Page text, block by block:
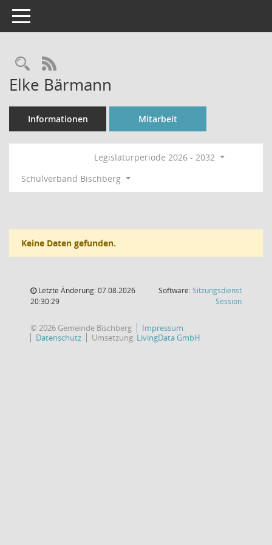
Toggle navigation
Rechercheauswahl
RSS-Feed
Elke Bärmann
Informationen Mitarbeit
Legislaturperiode 2026 - 2032
Schulverband Bischberg
Keine Daten gefunden.
Letzte Änderung: 07.08.2026
20:30:29
Software:Sitzungsdienst
Session(Wird in
© 2026 Gemeinde Bischberg
Impressum
Datenschutz
Umsetzung: LivingData GmbH